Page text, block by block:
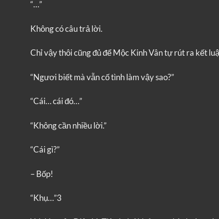
“…”
Không có câu trả lời.
Chỉ vậy thôi cũng đủ để Mộc Kinh Vân tự rút ra kết
“Ngươi biết mà vẫn cố tình làm vậy sao?”
“Cái… cái đó…”
“Không cần nhiều lời.”
“Cái gì?”
– Bốp!
“Khụ…”3